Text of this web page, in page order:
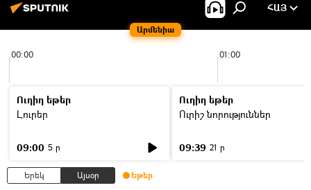
Արմենիա
ՀԱՅ
00:00 01:00
Ուղիղ եթեր
Լուրեր
09:00 5 ր
Ուղիղ եթեր
Ուրիշ նորություններ
09:39 21 ր
Երեկ Այսօր Եթեր